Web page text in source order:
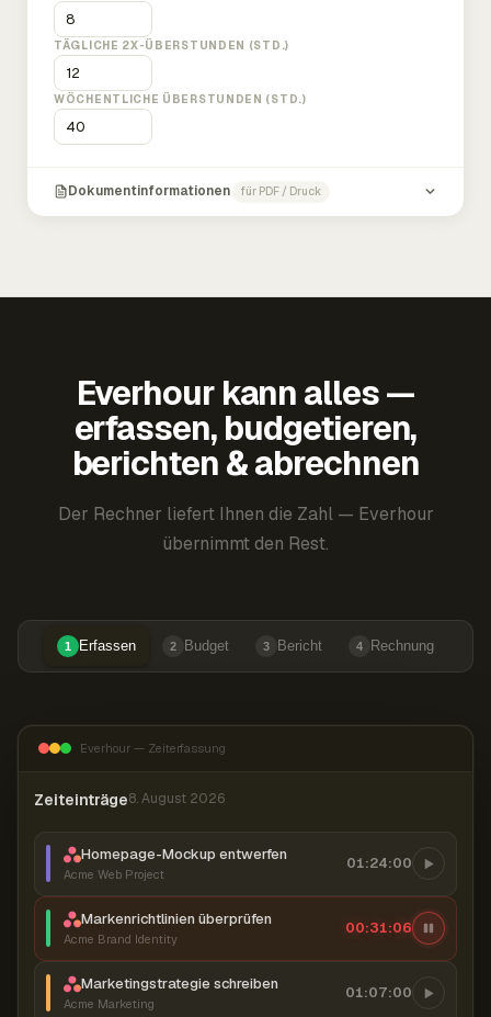
TÄGLICHE 2X-ÜBERSTUNDEN (STD.)
WÖCHENTLICHE ÜBERSTUNDEN (STD.)
Dokumentinformationen für PDF / Druck
Everhour kann alles —
erfassen, budgetieren,
berichten & abrechnen
Der Rechner liefert Ihnen die Zahl — Everhour
übernimmt den Rest.
1 Erfassen 2 Budget 3 Bericht 4 Rechnung
Everhour — Zeiterfassung
Zeiteinträge8. August 2026
Homepage-Mockup entwerfen
Acme Web Project
01:24:00
Markenrichtlinien überprüfen
Acme Brand Identity
00:31:07
Marketingstrategie schreiben
Acme Marketing
01:07:00